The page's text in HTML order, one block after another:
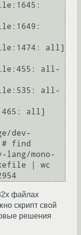
all]
all-
all-
all]
dev-
# find
lang/mono-
| wc
файлах
скрипт свой
решения